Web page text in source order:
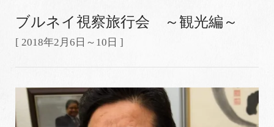
ブルネイ視察旅行会 ～観光編～
[ 2018年2月6日～10日 ]